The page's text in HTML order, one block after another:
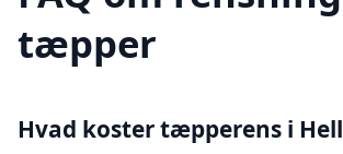
tæpper
Hvad koster tæpperens i